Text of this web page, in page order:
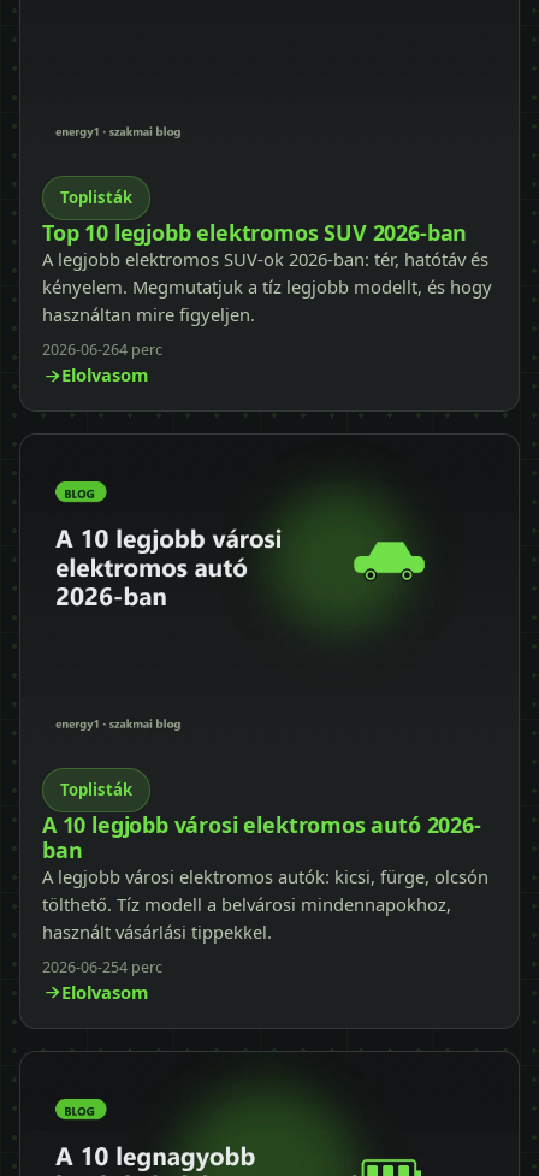
Toplisták
Top 10 legjobb elektromos SUV 2026-ban
A legjobb elektromos SUV-ok 2026-ban: tér, hatótáv és
kényelem. Megmutatjuk a tíz legjobb modellt, és hogy
használtan mire figyeljen.
2026-06-264 perc
Elolvasom
Toplisták
A 10 legjobb városi elektromos autó 2026-
ban
A legjobb városi elektromos autók: kicsi, fürge, olcsón
tölthető. Tíz modell a belvárosi mindennapokhoz,
használt vásárlási tippekkel.
2026-06-254 perc
Elolvasom